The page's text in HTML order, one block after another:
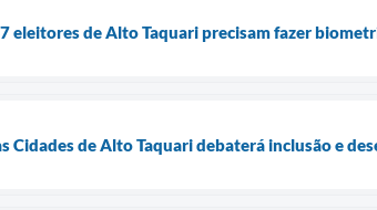
eleitores de Alto Taquari precisam fazer
Cidades de Alto Taquari debaterá inclusão e